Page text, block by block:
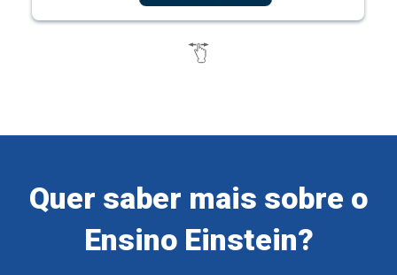
Quer saber mais sobre o
Ensino Einstein?